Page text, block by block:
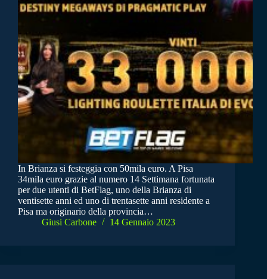
In Brianza si festeggia con 50mila euro. A Pisa
34mila euro grazie al numero 14 Settimana fortunata
per due utenti di BetFlag, uno della Brianza di
ventisette anni ed uno di trentasette anni residente a
Pisa ma originario della provincia…
Giusi Carbone
14 Gennaio 2023